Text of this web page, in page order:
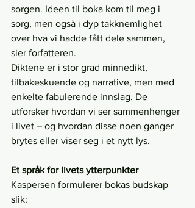
sorgen. Ideen til boka kom til meg i
sorg, men også i dyp takknemlighet
over hva vi hadde fått dele sammen,
sier forfatteren.
Diktene er i stor grad minnedikt,
tilbakeskuende og narrative, men med
enkelte fabulerende innslag. De
utforsker hvordan vi ser sammenhenger
i livet – og hvordan disse noen ganger
brytes eller viser seg i et nytt lys.
Et språk for livets ytterpunkter
Kaspersen formulerer bokas budskap
slik: